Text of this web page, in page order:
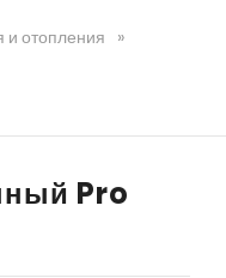
и отопления »
Pro